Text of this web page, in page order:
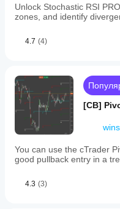
Unlock Stochastic RSI
zones, and identify
4.7 (4)
[CB]
You can use the cTrader
good pullback entry in a
4.3 (3)